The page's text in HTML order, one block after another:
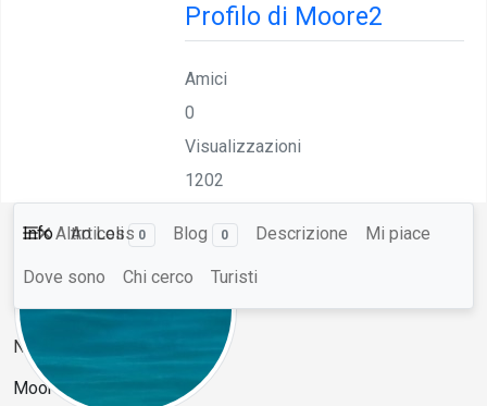
Profilo di Moore2
Amici
0
Visualizzazioni
1202
Info Articoli 0 Blog 0 Descrizione Mi piace
Dove sono Chi cerco Turisti
Altro Less
Nome formattato
Moore2